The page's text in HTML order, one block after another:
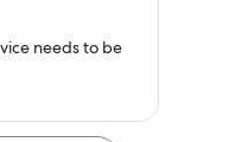
noche
US$ 171
needs to be